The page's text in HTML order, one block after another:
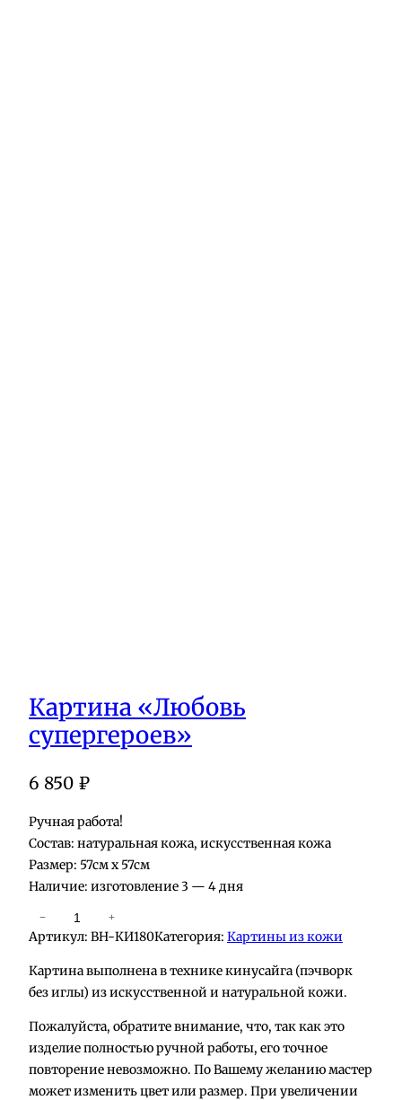
Картина «Любовь
супергероев»
6 850 ₽
Ручная работа!
Состав: натуральная кожа, искусственная кожа
Размер: 57см х 57см
Наличие: изготовление 3 — 4 дня
о
л
и
е
с
т
в
− +
Артикул: BH-КИ180Категория: Картины из кожи
Картина выполнена в технике кинусайга (пэчворк
без иглы) из искусственной и натуральной кожи.
Пожалуйста, обратите внимание, что, так как это
изделие полностью ручной работы, его точное
повторение невозможно. По Вашему желанию мастер
может изменить цвет или размер. При увеличении